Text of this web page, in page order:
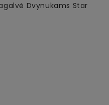
Dvynukams Star